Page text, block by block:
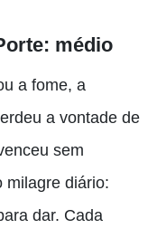
médio
a fome, a
a vontade de
sem
milagre diário:
dar. Cada